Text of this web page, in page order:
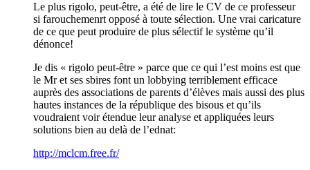
Le plus rigolo, peut-être, a été de lire le CV de ce professeur
si farouchemenrt opposé à toute sélection. Une vrai caricature
de ce que peut produire de plus sélectif le système qu’il
dénonce!
Je dis « rigolo peut-être » parce que ce qui l’est moins est que
le Mr et ses sbires font un lobbying terriblement efficace
auprès des associations de parents d’élèves mais aussi des plus
hautes instances de la république des bisous et qu’ils
voudraient voir étendue leur analyse et appliquées leurs
solutions bien au delà de l’ednat:
http://mclcm.free.fr/